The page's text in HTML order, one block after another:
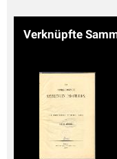
Verknüpfte